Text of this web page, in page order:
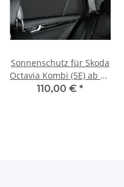
Sonnenschutz für Skoda
Octavia Kombi (5E) ab BJ.
2013 - 2019 , 6-teilig
110,00 € *